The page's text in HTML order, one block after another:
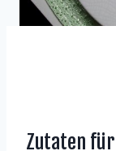
Zutaten